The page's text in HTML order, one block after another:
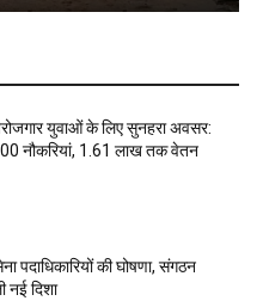
युवाओं के लिए सुनहरा अवसर:
नौकरियां, ₹1.61 लाख तक वेतन
पदाधिकारियों की घोषणा, संगठन
नई दिशा